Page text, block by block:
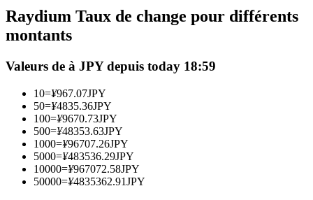
Rejoignez les meilleurs traders
Devenez un trader de copie
Profitez du partage des bénéfices et des commissions de copy
Raydium Taux de change pour différents
montants
Valeurs de à JPY depuis today 18:59
10=¥967.07JPY
50=¥4835.36JPY
100=¥9670.73JPY
500=¥48353.63JPY
1000=¥96707.26JPY
5000=¥483536.29JPY
10000=¥967072.58JPY
50000=¥4835362.91JPY